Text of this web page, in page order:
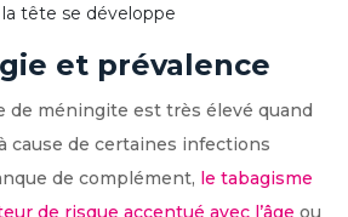
tête se développe
et prévalence
de méningite est très élevé quand
cause de certaines infections
de complément, le tabagisme
de risque accentué avec l’âge ou